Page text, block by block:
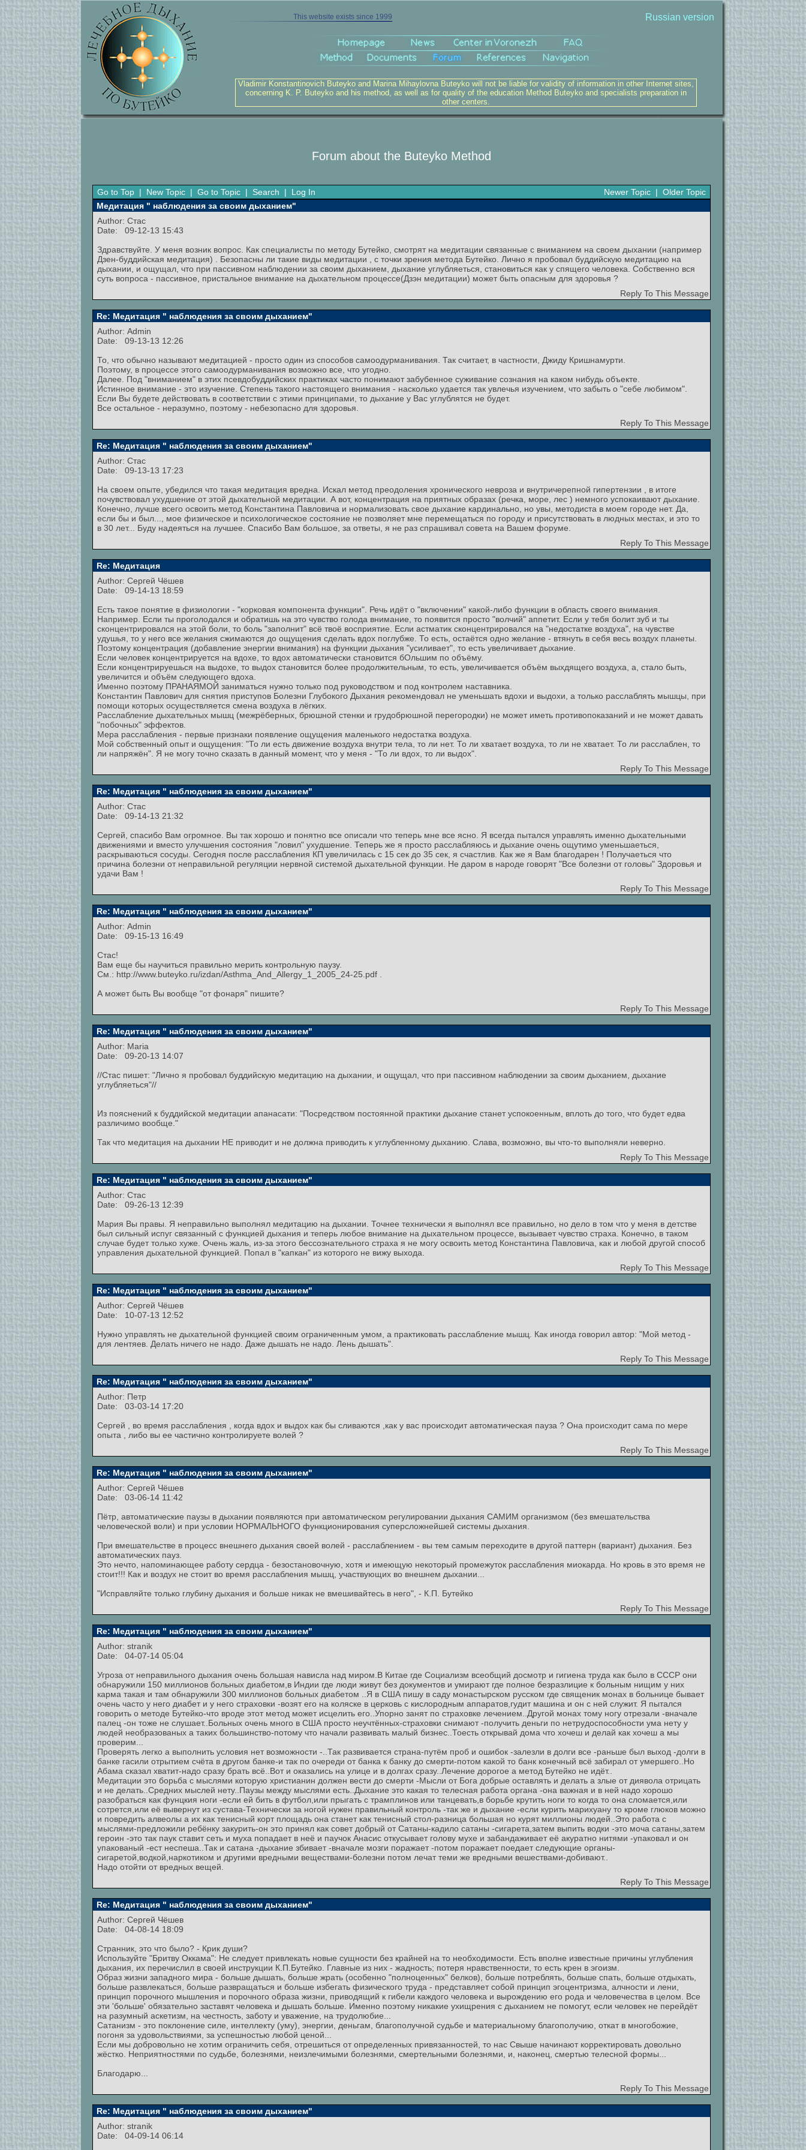
This website exists since 1999 Russian version
Vladimir Konstantinovich Buteyko and Marina Mihaylovna Buteyko will not be liable for validity of information in other Internet sites,
concerning K. P. Buteyko and his method, as well as for quality of the education Method Buteyko and specialists preparation in
other centers.
Forum about the Buteyko Method
Go to Top | New Topic | Go to Topic | Search | Log In Newer Topic | Older Topic
Медитация " наблюдения за своим дыханием"
Author: Стас
Date: 09-12-13 15:43
Здравствуйте. У меня возник вопрос. Как специалисты по методу Бутейко, смотрят на медитации связанные с вниманием на своем дыхании (например
Дзен-буддийская медитация) . Безопасны ли такие виды медитации , с точки зрения метода Бутейко. Лично я пробовал буддийскую медитацию на
дыхании, и ощущал, что при пассивном наблюдении за своим дыханием, дыхание углубляеться, становиться как у спящего человека. Собственно вся
суть вопроса - пассивное, пристальное внимание на дыхательном процессе(Дзэн медитации) может быть опасным для здоровья ?
Reply To This Message
Re: Медитация " наблюдения за своим дыханием"
Author: Admin
Date: 09-13-13 12:26
То, что обычно называют медитацией - просто один из способов самоодурманивания. Так считает, в частности, Джиду Кришнамурти.
Поэтому, в процессе этого самоодурманивания возможно все, что угодно.
Далее. Под "вниманием" в этих псевдобуддийских практиках часто понимают забубенное суживание сознания на каком нибудь объекте.
Истинное внимание - это изучение. Степень такого настоящего внимания - насколько удается так увлечья изучением, что забыть о "себе любимом".
Если Вы будете действовать в соответствии с этими принципами, то дыхание у Вас углублятся не будет.
Все остальное - неразумно, поэтому - небезопасно для здоровья.
Reply To This Message
Re: Медитация " наблюдения за своим дыханием"
Author: Стас
Date: 09-13-13 17:23
На своем опыте, убедился что такая медитация вредна. Искал метод преодоления хронического невроза и внутричерепной гипертензии , в итоге
почувствовал ухудшение от этой дыхательной медитации. А вот, концентрация на приятных образах (речка, море, лес ) немного успокаивают дыхание.
Конечно, лучше всего освоить метод Константина Павловича и нормализовать свое дыхание кардинально, но увы, методиста в моем городе нет. Да,
если бы и был..., мое физическое и психологическое состояние не позволяет мне перемещаться по городу и присутствовать в людных местах, и это то
в 30 лет... Буду надеяться на лучшее. Спасибо Вам большое, за ответы, я не раз спрашивал совета на Вашем форуме.
Reply To This Message
Re: Медитация
Author: Сергей Чёшев
Date: 09-14-13 18:59
Есть такое понятие в физиологии - "корковая компонента функции". Речь идёт о "включении" какой-либо функции в область своего внимания.
Например. Если ты проголодался и обратишь на это чувство голода внимание, то появится просто "волчий" аппетит. Если у тебя болит зуб и ты
сконцентрировался на этой боли, то боль "заполнит" всё твоё восприятие. Если астматик сконцентрировался на "недостатке воздуха", на чувстве
удушья, то у него все желания сжимаются до ощущения сделать вдох поглубже. То есть, остаётся одно желание - втянуть в себя весь воздух планеты.
Поэтому концентрация (добавление энергии внимания) на функции дыхания "усиливает", то есть увеличивает дыхание.
Если человек концентрируется на вдохе, то вдох автоматически становится бОльшим по объёму.
Если концентрируешься на выдохе, то выдох становится более продолжительным, то есть, увеличивается объём выхдящего воздуха, а, стало быть,
увеличится и объём следующего вдоха.
Именно поэтому ПРАНАЯМОЙ заниматься нужно только под руководством и под контролем наставника.
Константин Павлович для снятия приступов Болезни Глубокого Дыхания рекомендовал не уменьшать вдохи и выдохи, а только расслаблять мышцы, при
помощи которых осуществляется смена воздуха в лёгких.
Расслабление дыхательных мышц (межрёберных, брюшной стенки и грудобрюшной перегородки) не может иметь противопоказаний и не может давать
"побочных" эффектов.
Мера расслабления - первые признаки появление ощущения маленького недостатка воздуха.
Мой собственный опыт и ощущения: "То ли есть движение воздуха внутри тела, то ли нет. То ли хватает воздуха, то ли не хватает. То ли расслаблен, то
ли напряжён". Я не могу точно сказать в данный момент, что у меня - "То ли вдох, то ли выдох".
Reply To This Message
Re: Медитация " наблюдения за своим дыханием"
Author: Стас
Date: 09-14-13 21:32
Сергей, спасибо Вам огромное. Вы так хорошо и понятно все описали что теперь мне все ясно. Я всегда пытался управлять именно дыхательными
движениями и вместо улучшения состояния "ловил" ухудшение. Теперь же я просто расслабляюсь и дыхание очень ощутимо уменьшаеться,
раскрываються сосуды. Сегодня после расслабления КП увеличилась с 15 сек до 35 сек, я счастлив. Как же я Вам благодарен ! Получаеться что
причина болезни от неправильной регуляции нервной системой дыхательной функции. Не даром в народе говорят "Все болезни от головы" Здоровья и
удачи Вам !
Reply To This Message
Re: Медитация " наблюдения за своим дыханием"
Author: Admin
Date: 09-15-13 16:49
Стас!
Вам еще бы научиться правильно мерить контрольную паузу.
См.: http://www.buteyko.ru/izdan/Asthma_And_Allergy_1_2005_24-25.pdf .
А может быть Вы вообще "от фонаря" пишите?
Reply To This Message
Re: Медитация " наблюдения за своим дыханием"
Author: Maria
Date: 09-20-13 14:07
//Стас пишет: "Лично я пробовал буддийскую медитацию на дыхании, и ощущал, что при пассивном наблюдении за своим дыханием, дыхание
углубляеться"//
Из пояснений к буддийской медитации апанасати: "Посредством постоянной практики дыхание станет успокоенным, вплоть до того, что будет едва
различимо вообще."
Так что медитация на дыхании НЕ приводит и не должна приводить к углубленному дыханию. Слава, возможно, вы что-то выполняли неверно.
Reply To This Message
Re: Медитация " наблюдения за своим дыханием"
Author: Стас
Date: 09-26-13 12:39
Мария Вы правы. Я неправильно выполнял медитацию на дыхании. Точнее технически я выполнял все правильно, но дело в том что у меня в детстве
был сильный испуг связанный с функцией дыхания и теперь любое внимание на дыхательном процессе, вызывает чувство страха. Конечно, в таком
случае будет только хуже. Очень жаль, из-за этого бессознательного страха я не могу освоить метод Константина Павловича, как и любой другой способ
управления дыхательной функцией. Попал в "капкан" из которого не вижу выхода.
Reply To This Message
Re: Медитация " наблюдения за своим дыханием"
Author: Сергей Чёшев
Date: 10-07-13 12:52
Нужно управлять не дыхательной функцией своим ограниченным умом, а практиковать расслабление мышц. Как иногда говорил автор: "Мой метод -
для лентяев. Делать ничего не надо. Даже дышать не надо. Лень дышать".
Reply To This Message
Re: Медитация " наблюдения за своим дыханием"
Author: Петр
Date: 03-03-14 17:20
Сергей , во время расслабления , когда вдох и выдох как бы сливаются ,как у вас происходит автоматическая пауза ? Она происходит сама по мере
опыта , либо вы ее частично контролируете волей ?
Reply To This Message
Re: Медитация " наблюдения за своим дыханием"
Author: Сергей Чёшев
Date: 03-06-14 11:42
Пётр, автоматические паузы в дыхании появляются при автоматическом регулировании дыхания САМИМ организмом (без вмешательства
человеческой воли) и при условии НОРМАЛЬНОГО функционирования суперсложнейшей системы дыхания.
При вмешательстве в процесс внешнего дыхания своей волей - расслаблением - вы тем самым переходите в другой паттерн (вариант) дыхания. Без
автоматических пауз.
Это нечто, напоминающее работу сердца - безостановочную, хотя и имеющую некоторый промежуток расслабления миокарда. Но кровь в это время не
стоит!!! Как и воздух не стоит во время расслабления мышц, участвующих во внешнем дыхании...
"Исправляйте только глубину дыхания и больше никак не вмешивайтесь в него", - К.П. Бутейко
Reply To This Message
Re: Медитация " наблюдения за своим дыханием"
Author: stranik
Date: 04-07-14 05:04
Угроза от неправильного дыхания очень большая нависла над миром.В Китае где Социализм всеобщий досмотр и гигиена труда как было в СССР они
обнаружили 150 миллионов больных диабетом,в Индии где люди живут без документов и умирают где полное безразлицие к больным нищим у них
карма такая и там обнаружили 300 миллионов больных диабетом ..Я в США пишу в саду монастырском русском где священик монах в больнице бывает
очень часто у него диабет и у него страховки -возят его на коляске в церковь с кислородным аппаратов,гудит машина и он с ней служит. Я пытался
говорить о методе Бутейко-что вроде этот метод может исцелить его..Упорно занят по страховке лечением..Другой монах тому ногу отрезали -вначале
палец -он тоже не слушает..Больных очень много в США просто неучтённых-страховки снимают -получить деньги по нетрудоспособности ума нету у
людей необразованых а таких большинство-потому что начали развивать малый бизнес..Тоесть открывай дома что хочеш и делай как хочеш а мы
проверим...
Проверять легко а выполнить условия нет возможности -..Так развивается страна-путём проб и ошибок -залезли в долги все -раньше был выход -долги в
банке гасили отрытием счёта в другом банке-и так по очереди от банка к банку до смерти-потом какой то банк конечный всё забирал от умершего..Но
Абама сказал хватит-надо сразу брать всё..Вот и оказались на улице и в долгах сразу..Лечение дорогое а метод Бутейко не идёт..
Медитации это борьба с мыслями которую христианин должен вести до смерти -Мысли от Бога добрые оставлять и делать а злые от диявола отрицать
и не делать..Средних мыслей нету..Паузы между мыслями есть..Дыхание это какая то телесная работа органа -она важная и в ней надо хорошо
разобраться как фунцкия ноги -если ей бить в футбол,или прыгать с трамплинов или танцевать,в борьбе крутить ноги то когда то она сломается,или
сотрется,или её вывернут из сустава-Технически за ногой нужен правильный контроль -так же и дыхание -если курить марихуану то кроме глюков можно
и повредить алвеолы а их как тенисный корт площадь она станет как тенисный стол-разница большая но курят миллионы людей..Это работа с
мыслями-предложили ребёнку закурить-он это принял как совет добрый от Сатаны-кадило сатаны -сигарета,затем выпить водки -это моча сатаны,затем
героин -это так паук ставит сеть и муха попадает в неё и паучок Анасис откусывает голову мухе и забандаживает её акуратно нитями -упаковал и он
упакованый -ест неспеша..Так и сатана -дыхание збивает -вначале мозги поражает -потом поражает поедает следующие органы-
сигаретой,водкой,наркотиком и другими вредными веществами-болезни потом лечат теми же вредными вешествами-добивают..
Надо отойти от вредных вещей.
Reply To This Message
Re: Медитация " наблюдения за своим дыханием"
Author: Сергей Чёшев
Date: 04-08-14 18:09
Странник, это что было? - Крик души?
Используйте "Бритву Оккама": Не следует привлекать новые сущности без крайней на то необходимости. Есть вполне известные причины углубления
дыхания, их перечислил в своей инструкции К.П.Бутейко. Главные из них - жадность; потеря нравственности, то есть крен в эгоизм.
Образ жизни западного мира - больше дышать, больше жрать (особенно "полноценных" белков), больше потреблять, больше спать, больше отдыхать,
больше развлекаться, больше развращаться и больше избегать физического труда - представляет собой принцип эгоцентризма, алчности и лени,
принцип порочного мышления и порочного образа жизни, приводящий к гибели каждого человека и вырождению его рода и человечества в целом. Все
эти 'больше' обязательно заставят человека и дышать больше. Именно поэтому никакие ухищрения с дыханием не помогут, если человек не перейдёт
на разумный аскетизм, на честность, заботу и уважение, на трудолюбие...
Сатанизм - это поклонение силе, интеллекту (уму), энергии, деньгам, благополучной судьбе и материальному благополучию, откат в многобожие,
погоня за удовольствиями, за успешностью любой ценой...
Если мы добровольно не хотим ограничить себя, отрешиться от определенных привязанностей, то нас Свыше начинают корректировать довольно
жёстко. Неприятностями по судьбе, болезнями, неизлечимыми болезнями, смертельными болезнями, и, наконец, смертью телесной формы...
Благодарю...
Reply To This Message
Re: Медитация " наблюдения за своим дыханием"
Author: stranik
Date: 04-09-14 06:14